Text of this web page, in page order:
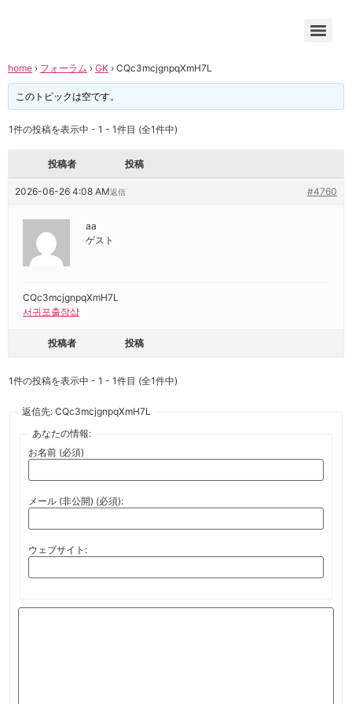
home › フォーラム › GK › CQc3mcjgnpqXmH7L
このトピックは空です。
1件の投稿を表示中 - 1 - 1件目 (全1件中)
投稿者 投稿
2026-06-26 4:08 AM #4760
返信
aa
ゲスト
CQc3mcjgnpqXmH7L
서귀포출장샵
投稿者 投稿
1件の投稿を表示中 - 1 - 1件目 (全1件中)
返信先: CQc3mcjgnpqXmH7L
あなたの情報:
お名前 (必須)
メール (非公開) (必須):
ウェブサイト: